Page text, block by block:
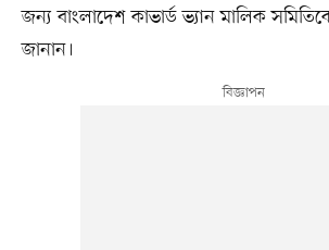
জন্য বাংলাদেশ কাভার্ড ভ্যান মালিক
জানান।